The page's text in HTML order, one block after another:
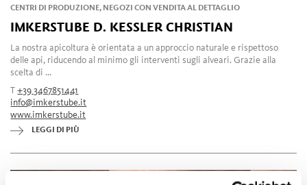
CENTRI DI PRODUZIONE, NEGOZI CON VENDITA AL DETTAGLIO
IMKERSTUBE D. KESSLER CHRISTIAN
La nostra apicoltura è orientata a un approccio naturale e rispettoso
delle api, riducendo al minimo gli interventi sugli alveari. Grazie alla
scelta di ...
T+39 3467851441
info@imkerstube.it
www.imkerstube.it
LEGGI DI PIÙ